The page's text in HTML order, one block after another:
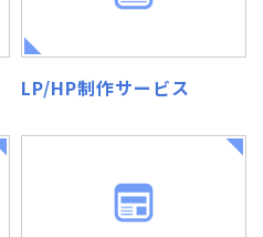
LP/HP制作サービス